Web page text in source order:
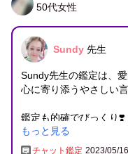
50代女性
Sundy 先生
Sundy先生の鑑定は、
心に寄り添うやさしい
鑑定も的確でびっくり❣️
先生のメッセージ通り
す！
もっと見る
チャット鑑定 2023/05/16